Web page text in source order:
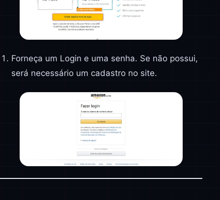
Forneça um Login e uma senha. Se não possui,
será necessário um cadastro no site.